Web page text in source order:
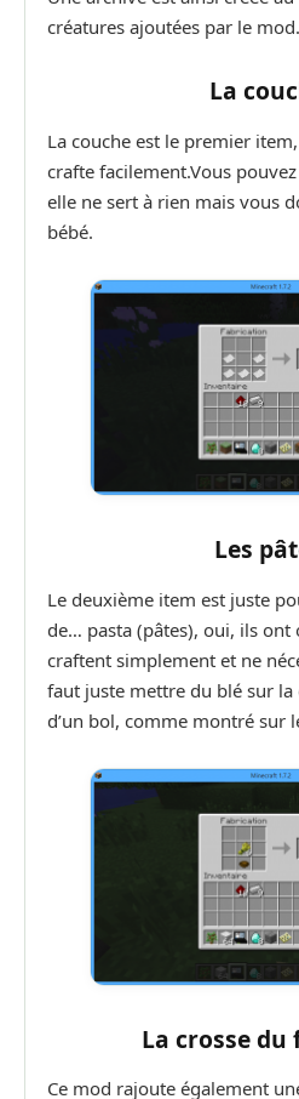
créatures ajoutées par le mod.
La
La couche est le premier
crafte facilement.Vous
elle ne sert à rien mais vous
bébé.
Les
Le deuxième item est juste
de… pasta (pâtes), oui, ils ont
craftent simplement et ne
faut juste mettre du blé sur la
d’un bol, comme montré sur
La crosse du
Ce mod rajoute également